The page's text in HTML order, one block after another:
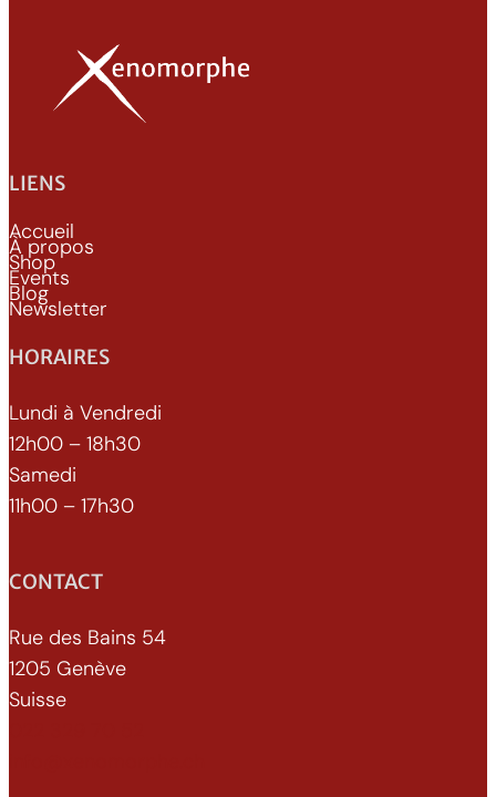
LIENS
Accueil
À propos
Shop
Events
Blog
Newsletter
HORAIRES
Lundi à Vendredi
12h00 – 18h30
Samedi
11h00 – 17h30
CONTACT
Rue des Bains 54
1205 Genève
Suisse